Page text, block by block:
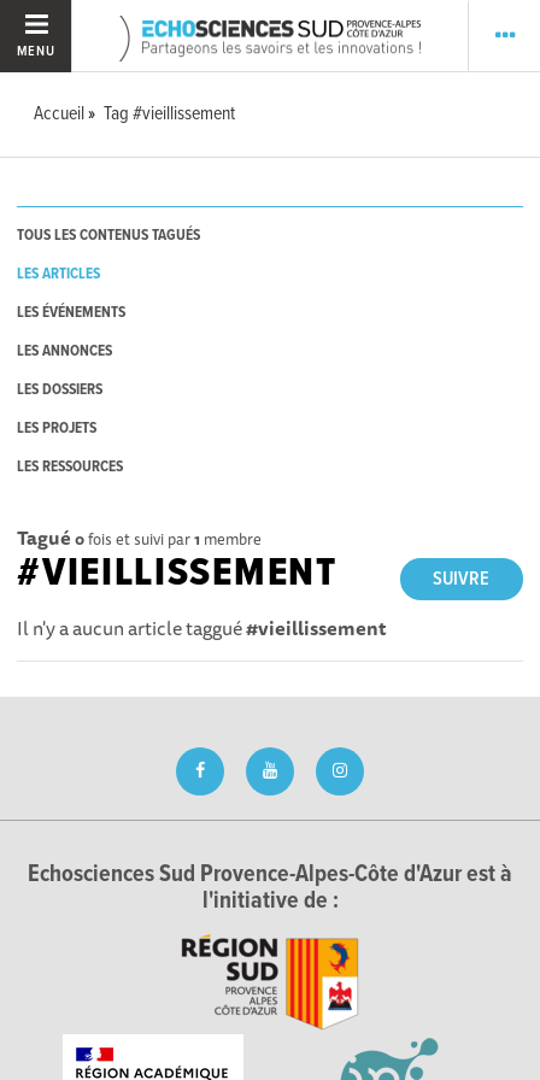
MENU
Accueil Tag #vieillissement
TOUS LES CONTENUS TAGUÉS
LES ARTICLES
LES ÉVÉNEMENTS
LES ANNONCES
LES DOSSIERS
LES PROJETS
LES RESSOURCES
Tagué 0fois et suivi par1 membre
SUIVRE
#VIEILLISSEMENT
Il n'y a aucun article taggué#vieillissement
Echosciences Sud Provence-Alpes-Côte d'Azur est à
l'initiative de :